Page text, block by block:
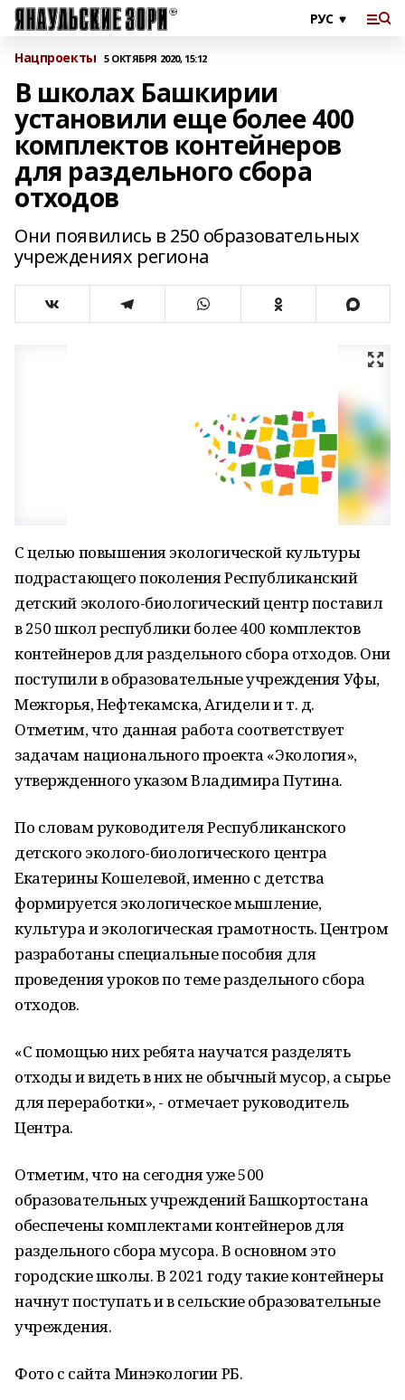
Нацпроекты 5 ОКТЯБРЯ 2020, 15:12
В школах Башкирии
установили еще более 400
комплектов контейнеров
для раздельного сбора
отходов
Они появились в 250 образовательных
учреждениях региона
С целью повышения экологической культуры
подрастающего поколения Республиканский
детский эколого-биологический центр поставил
в 250 школ республики более 400 комплектов
контейнеров для раздельного сбора отходов. Они
поступили в образовательные учреждения Уфы,
Межгорья, Нефтекамска, Агидели и т. д.
Отметим, что данная работа соответствует
задачам национального проекта «Экология»,
утвержденного указом Владимира Путина.
По словам руководителя Республиканского
детского эколого-биологического центра
Екатерины Кошелевой, именно с детства
формируется экологическое мышление,
культура и экологическая грамотность. Центром
разработаны специальные пособия для
проведения уроков по теме раздельного сбора
отходов.
«С помощью них ребята научатся разделять
отходы и видеть в них не обычный мусор, а сырье
для переработки», - отмечает руководитель
Центра.
Отметим, что на сегодня уже 500
образовательных учреждений Башкортостана
обеспечены комплектами контейнеров для
раздельного сбора мусора. В основном это
городские школы. В 2021 году такие контейнеры
начнут поступать и в сельские образовательные
учреждения.
Фото с сайта Минэкологии РБ.